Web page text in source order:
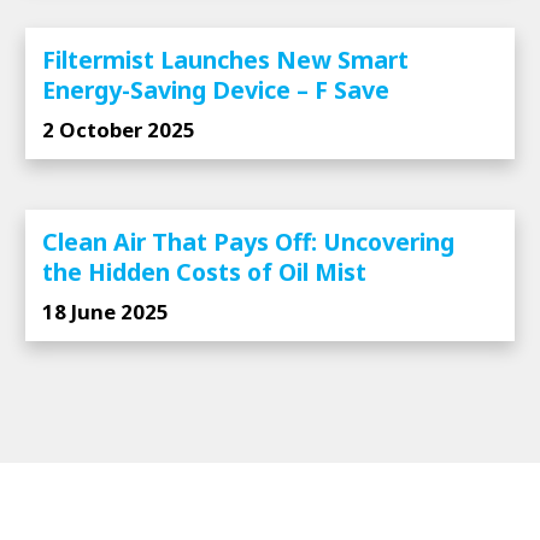
Filtermist Launches New Smart
Energy-Saving Device – F Save
2 October 2025
Clean Air That Pays Off: Uncovering
the Hidden Costs of Oil Mist
18 June 2025